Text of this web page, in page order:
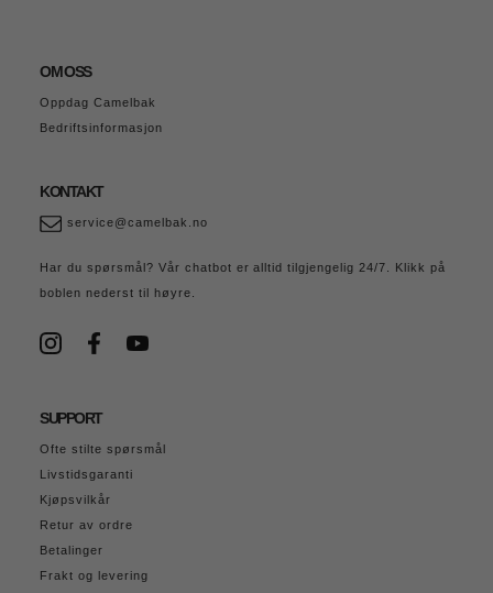
OM OSS
Oppdag Camelbak
Bedriftsinformasjon
KONTAKT
service@camelbak.no
Har du spørsmål? Vår chatbot er alltid tilgjengelig 24/7. Klikk på
boblen nederst til høyre.
SUPPORT
Ofte stilte spørsmål
Livstidsgaranti
Kjøpsvilkår
Retur av ordre
Betalinger
Frakt og levering